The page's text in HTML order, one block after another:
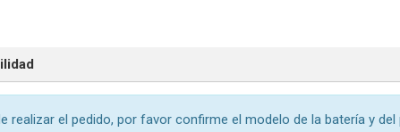
realizar el pedido, por favor confirme el modelo de la batería y